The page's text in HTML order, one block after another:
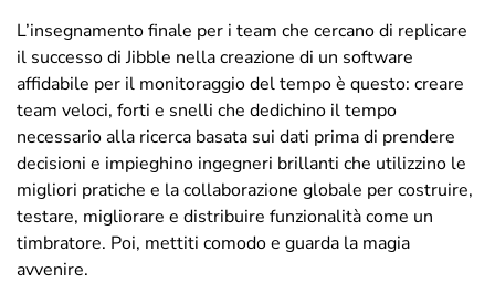
L’insegnamento finale per i team che cercano di replicare
il successo di Jibble nella creazione di un software
affidabile per il monitoraggio del tempo è questo: creare
team veloci, forti e snelli che dedichino il tempo
necessario alla ricerca basata sui dati prima di prendere
decisioni e impieghino ingegneri brillanti che utilizzino le
migliori pratiche e la collaborazione globale per costruire,
testare, migliorare e distribuire funzionalità come un
timbratore. Poi, mettiti comodo e guarda la magia
avvenire.